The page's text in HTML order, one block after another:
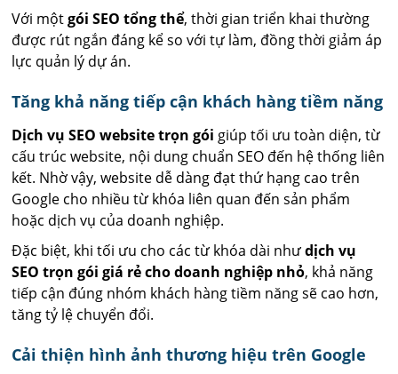
Với mộtgói SEO tổng thể, thời gian triển khai thường
được rút ngắn đáng kể so với tự làm, đồng thời giảm áp
lực quản lý dự án.
Tăng khả năng tiếp cận khách hàng tiềm năng
Dịch vụ SEO website trọn gói giúp tối ưu toàn diện, từ
cấu trúc website, nội dung chuẩn SEO đến hệ thống liên
kết. Nhờ vậy, website dễ dàng đạt thứ hạng cao trên
Google cho nhiều từ khóa liên quan đến sản phẩm
hoặc dịch vụ của doanh nghiệp.
Đặc biệt, khi tối ưu cho các từ khóa dài nhưdịch vụ
SEO trọn gói giá rẻ cho doanh nghiệp nhỏ, khả năng
tiếp cận đúng nhóm khách hàng tiềm năng sẽ cao hơn,
tăng tỷ lệ chuyển đổi.
Cải thiện hình ảnh thương hiệu trên Google